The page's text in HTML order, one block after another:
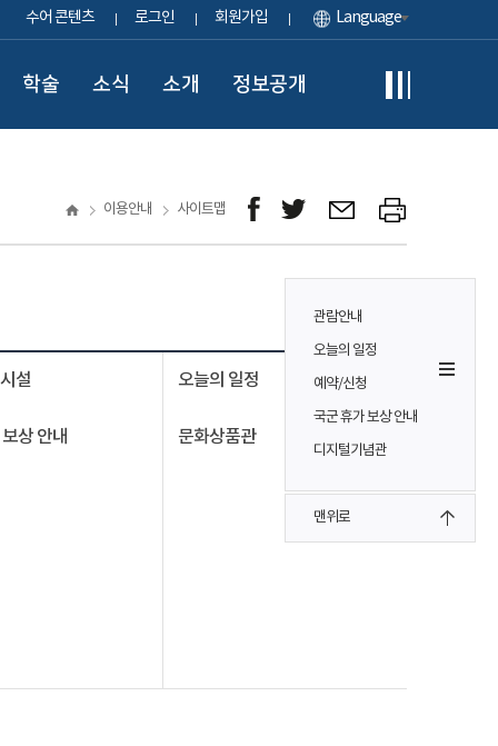
수어 콘텐츠 로그인 회원가입 Language
학술 소식 소개 정보공개
관람안내
오늘의 일정
예약/신청
국군 휴가 보상 안내
디지털기념관
맨위로
이용안내 사이트맵
설 오늘의 일정
상 안내 문화상품관